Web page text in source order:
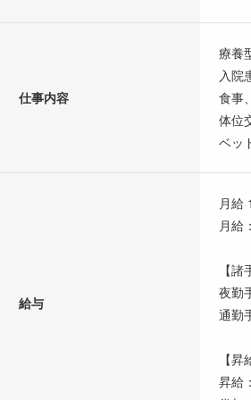
仕事内容
療養
入院
食事
体位
ベッ
給与
月給
月給
【諸
夜勤
通勤
【昇
昇給